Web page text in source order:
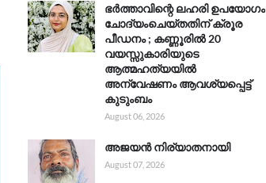
ഭർത്താവിന്റെ ലഹരി ഉപയോഗം
ചോദ്യംചെയ്തതിന് ക്രൂര
പീഡനം ; കണ്ണൂരിൽ 20
വയസ്സുകാരിയുടെ
ആത്മഹത്യയിൽ
അന്വേഷണം ആവശ്യപ്പെട്ട്
കുടുംബം
August 06, 2026
അജയൻ നിര്യാതനായി
August 07, 2026